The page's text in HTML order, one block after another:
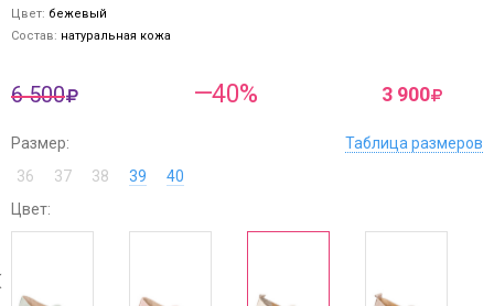
Цвет: бежевый
Состав: натуральная кожа
6 500 —40% 3 900
Размер:
Таблица размеров
36
37 38 39
40
Цвет: